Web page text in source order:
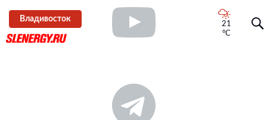
Владивосток
21
°C